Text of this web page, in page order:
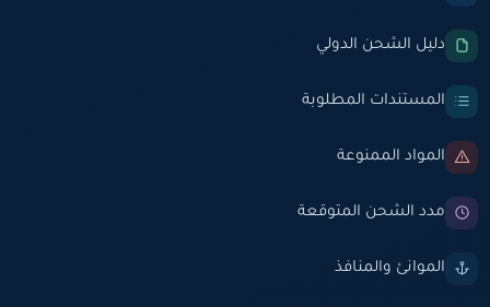
دليل الشحن الدولي
المستندات المطلوبة
المواد الممنوعة
مدد الشحن المتوقعة
الموانئ والمنافذ